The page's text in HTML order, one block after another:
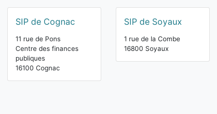
SIP de Cognac
11 rue de Pons
Centre des finances
publiques
16100 Cognac
SIP de Soyaux
1 rue de la Combe
16800 Soyaux